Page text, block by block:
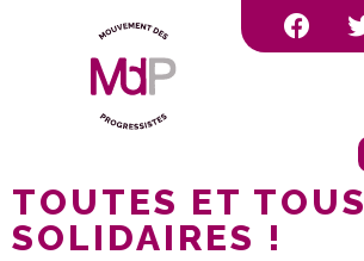
TOUTES ET TOUS
SOLIDAIRES !